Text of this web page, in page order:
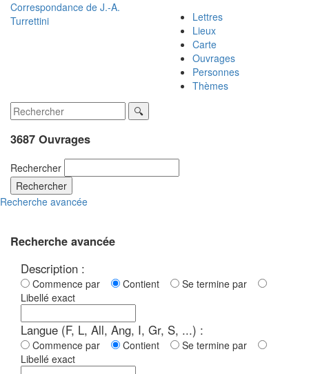
Correspondance de J.-A.
Turrettini
Lettres
Lieux
Carte
Ouvrages
Personnes
Thèmes
3687 Ouvrages
Rechercher
Rechercher
Recherche avancée
Recherche avancée
Description :
Commence par Contient
Se termine par
Libellé exact
Langue (F, L, All, Ang, I, Gr, S, ...) :
Commence par Contient
Se termine par
Libellé exact